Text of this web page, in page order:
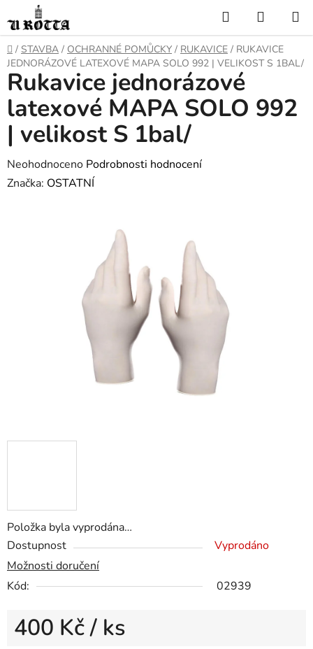
na
obsah
Hledat
KOŠÍK
DOMŮ
/ STAVBA / OCHRANNÉ POMŮCKY / RUKAVICE / RUKAVICE
JEDNORÁZOVÉ LATEXOVÉ MAPA SOLO 992 | VELIKOST S 1BAL/
Položka byla vyprodána…
Dostupnost
Vyprodáno
Možnosti doručení
Kód:
02939
400 Kč/ ks
Rukavice jednorázové
latexové MAPA SOLO 992
| velikost S 1bal/
Průměrné
hodnocení
Neohodnoceno Podrobnosti hodnocení
Značka: OSTATNÍ